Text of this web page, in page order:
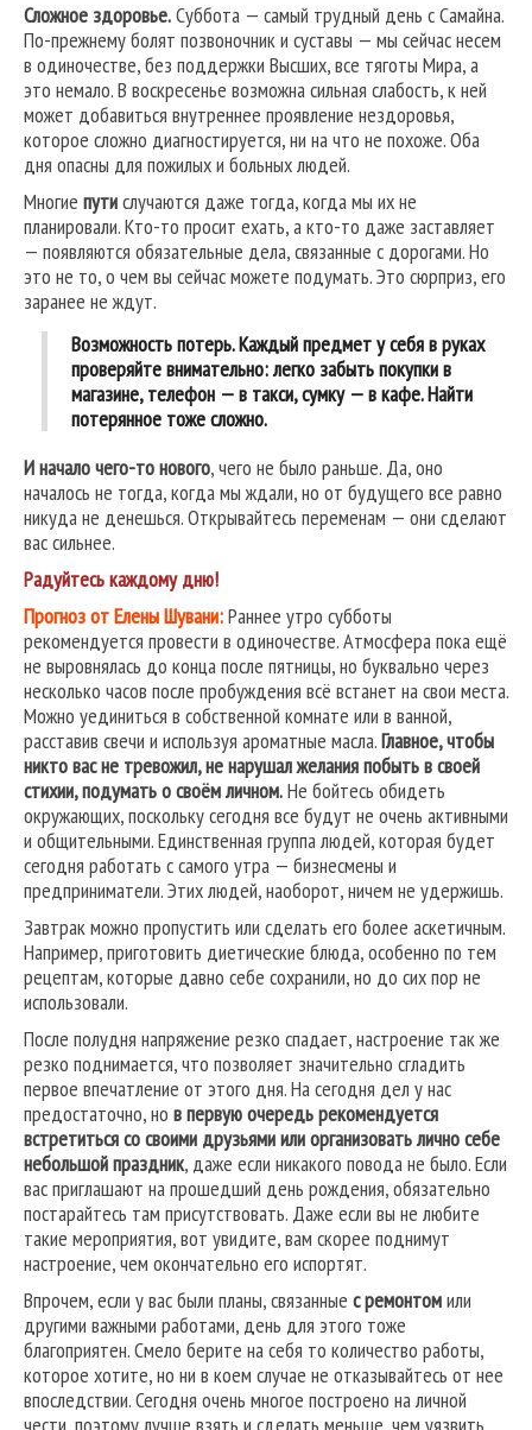
Сложное здоровье.Суббота — самый трудный день с Самайна.
По-прежнему болят позвоночник и суставы — мы сейчас несем
в одиночестве, без поддержки Высших, все тяготы Мира, а
это немало. В воскресенье возможна сильная слабость, к ней
может добавиться внутреннее проявление нездоровья,
которое сложно диагностируется, ни на что не похоже. Оба
дня опасны для пожилых и больных людей.
Многие путислучаются даже тогда, когда мы их не
планировали. Кто-то просит ехать, а кто-то даже заставляет
— появляются обязательные дела, связанные с дорогами. Но
это не то, о чем вы сейчас можете подумать. Это сюрприз, его
заранее не ждут.
Возможность потерь.Каждый предмет у себя в руках
проверяйте внимательно: легко забыть покупки в
магазине, телефон — в такси, сумку — в кафе. Найти
потерянное тоже сложно.
И начало чего-то нового, чего не было раньше. Да, оно
началось не тогда, когда мы ждали, но от будущего все равно
никуда не денешься. Открывайтесь переменам — они сделают
вас сильнее.
Радуйтеськаждомудню!
Прогноз от Елены Шувани:Раннее утро субботы
рекомендуется провести в одиночестве. Атмосфера пока ещё
не выровнялась до конца после пятницы, но буквально через
несколько часов после пробуждения всё встанет на свои места.
Можно уединиться в собственной комнате или в ванной,
расставив свечи и используя ароматные масла.Главное, чтобы
никто вас не тревожил, не нарушал желания побыть в своей
стихии, подумать о своём личном.Не бойтесь обидеть
окружающих, поскольку сегодня все будут не очень активными
и общительными. Единственная группа людей, которая будет
сегодня работать с самого утра — бизнесмены и
предприниматели. Этих людей, наоборот, ничем не удержишь.
Завтрак можно пропустить или сделать его более аскетичным.
Например, приготовить диетические блюда, особенно по тем
рецептам, которые давно себе сохранили, но до сих пор не
использовали.
После полудня напряжение резко спадает, настроение так же
резко поднимается, что позволяет значительно сгладить
первое впечатление от этого дня. На сегодня дел у нас
предостаточно, но в первую очередь рекомендуется
встретиться со своими друзьями или организовать лично себе
небольшой праздник, даже если никакого повода не было. Если
вас приглашают на прошедший день рождения, обязательно
постарайтесь там присутствовать. Даже если вы не любите
такие мероприятия, вот увидите, вам скорее поднимут
настроение, чем окончательно его испортят.
Впрочем, если у вас были планы, связанные с ремонтомили
другими важными работами, день для этого тоже
благоприятен. Смело берите на себя то количество работы,
которое хотите, но ни в коем случае не отказывайтесь от нее
впоследствии. Сегодня очень многое построено на личной